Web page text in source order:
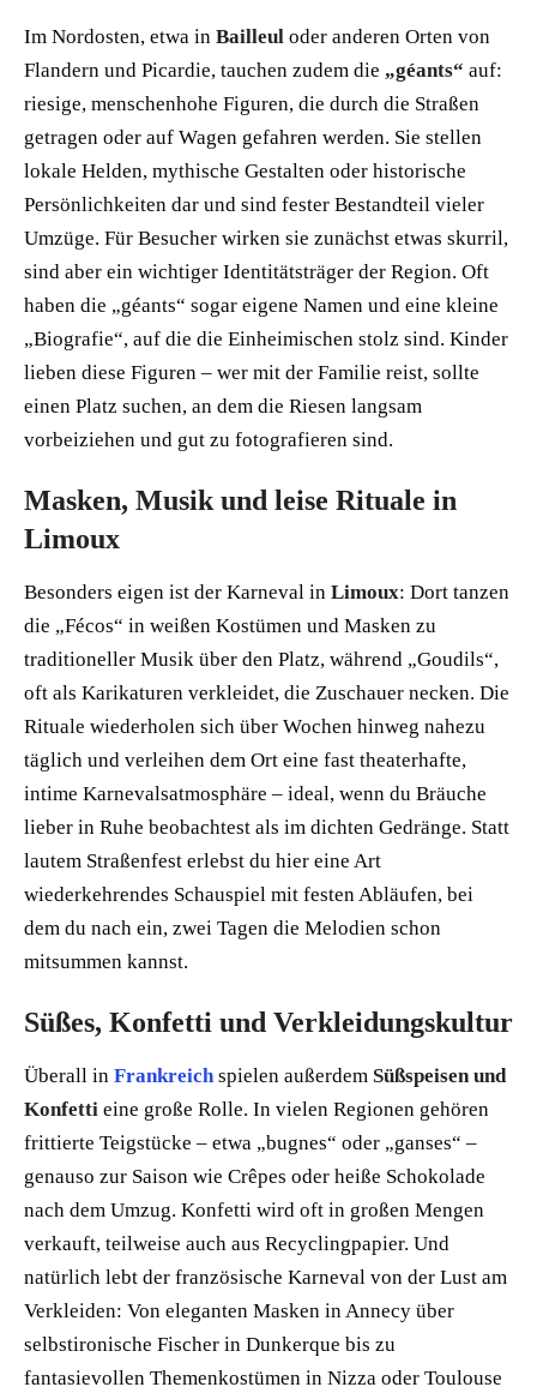
Im Nordosten, etwa in Bailleul oder anderen Orten von
Flandern und Picardie, tauchen zudem die „géants“ auf:
riesige, menschenhohe Figuren, die durch die Straßen
getragen oder auf Wagen gefahren werden. Sie stellen
lokale Helden, mythische Gestalten oder historische
Persönlichkeiten dar und sind fester Bestandteil vieler
Umzüge. Für Besucher wirken sie zunächst etwas skurril,
sind aber ein wichtiger Identitätsträger der Region. Oft
haben die „géants“ sogar eigene Namen und eine kleine
„Biografie“, auf die die Einheimischen stolz sind. Kinder
lieben diese Figuren – wer mit der Familie reist, sollte
einen Platz suchen, an dem die Riesen langsam
vorbeiziehen und gut zu fotografieren sind.
Masken, Musik und leise Rituale in
Limoux
Besonders eigen ist der Karneval in Limoux: Dort tanzen
die „Fécos“ in weißen Kostümen und Masken zu
traditioneller Musik über den Platz, während „Goudils“,
oft als Karikaturen verkleidet, die Zuschauer necken. Die
Rituale wiederholen sich über Wochen hinweg nahezu
täglich und verleihen dem Ort eine fast theaterhafte,
intime Karnevalsatmosphäre – ideal, wenn du Bräuche
lieber in Ruhe beobachtest als im dichten Gedränge. Statt
lautem Straßenfest erlebst du hier eine Art
wiederkehrendes Schauspiel mit festen Abläufen, bei
dem du nach ein, zwei Tagen die Melodien schon
mitsummen kannst.
Süßes, Konfetti und Verkleidungskultur
Überall in Frankreich spielen außerdem Süßspeisen und
Konfetti eine große Rolle. In vielen Regionen gehören
frittierte Teigstücke – etwa „bugnes“ oder „ganses“ –
genauso zur Saison wie Crêpes oder heiße Schokolade
nach dem Umzug. Konfetti wird oft in großen Mengen
verkauft, teilweise auch aus Recyclingpapier. Und
natürlich lebt der französische Karneval von der Lust am
Verkleiden: Von eleganten Masken in Annecy über
selbstironische Fischer in Dunkerque bis zu
fantasievollen Themenkostümen in Nizza oder Toulouse